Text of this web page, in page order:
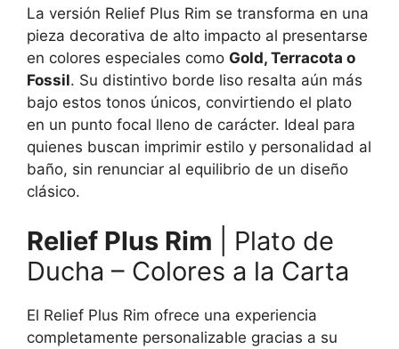
La versión Relief Plus Rim se transforma en una
pieza decorativa de alto impacto al presentarse
en colores especiales como Gold, Terracota o
Fossil. Su distintivo borde liso resalta aún más
bajo estos tonos únicos, convirtiendo el plato
en un punto focal lleno de carácter. Ideal para
quienes buscan imprimir estilo y personalidad al
baño, sin renunciar al equilibrio de un diseño
clásico.
Relief Plus Rim | Plato de
Ducha – Colores a la Carta
El Relief Plus Rim ofrece una experiencia
completamente personalizable gracias a su